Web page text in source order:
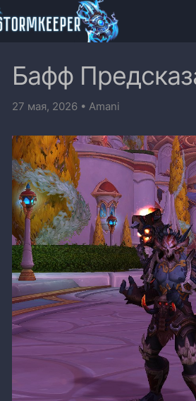
Бафф
27 мая, 2026 • Amani